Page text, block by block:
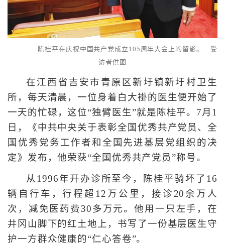
陈桂平在庆祝中国共产党成立105周年大会上的留影。 受
访者供图
在江西省吉安市青原区新圩镇新圩村卫生
所，每天清晨，一位身着白大褂的医生便开始了
一天的忙碌，这位“独臂医生”就是陈桂平。7月1
日，《中共中央关于表彰全国优秀共产党员、全
国优秀党务工作者和全国先进基层党组织的决
定》发布，他荣获“全国优秀共产党员”称号。
从1996年开办诊所至今，陈桂平骑坏了16
辆自行车，行程超12万公里，接诊20余万人
次，减免医药费30多万元。他用一只左手，在
井冈山脚下的红土地上，书写了一份基层医生守
护一方群众健康的“仁心答卷”。